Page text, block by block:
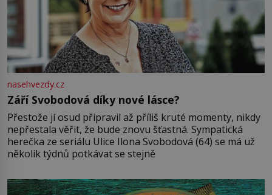
nasehvezdy.cz
Září Svobodová díky nové lásce?
Přestože jí osud připravil až příliš kruté momenty, nikdy
nepřestala věřit, že bude znovu šťastná. Sympatická
herečka ze seriálu Ulice Ilona Svobodová (64) se má už
několik týdnů potkávat se stejně